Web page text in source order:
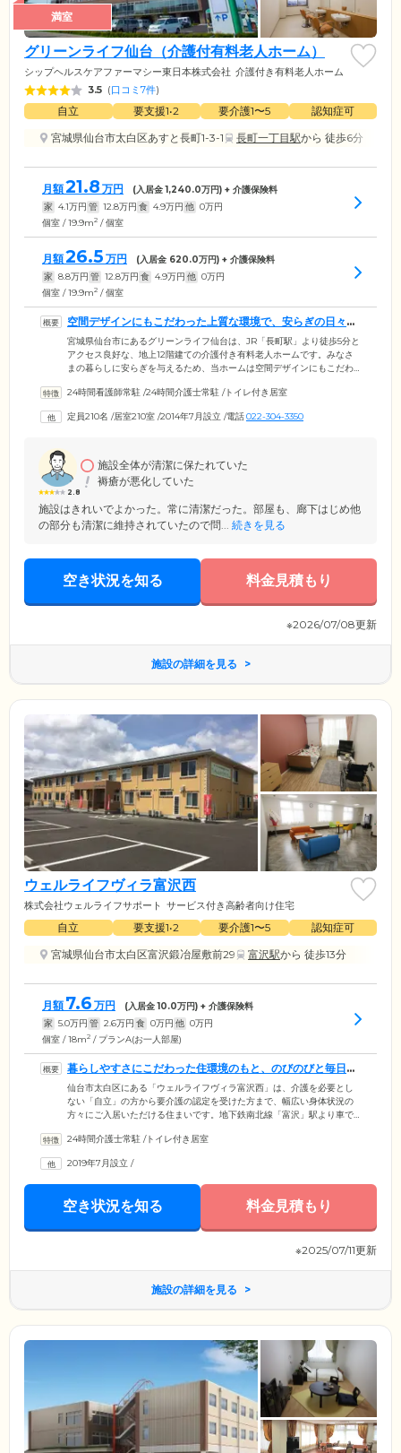
満室
グリーンライフ仙台（介護付有料老人ホーム）
シップヘルスケアファーマシー東日本株式会社 介護付き有料老人ホーム
3.5 (口コミ7件)
自立 要支援1•2 要介護1〜5
認知症可
宮城県仙台市太白区あすと長町1-3-1
長町一丁目駅から 徒歩6分
月額21.8 万円 (入居金1,240.0万円) + 介護保険料
家 4.1万円 管 12.8万円 食 4.9万円 他 0万円
個室 / 19.9m2 / 個室
月額26.5 万円 (入居金 620.0万円) + 介護保険料
家 8.8万円 管 12.8万円 食 4.9万円 他 0万円
個室 / 19.9m2 / 個室
空間デザインにもこだわった上質な環境で、安らぎの日々を
お届けします
宮城県仙台市にあるグリーンライフ仙台は、JR「長町駅」より徒歩5分と
アクセス良好な、地上12階建ての介護付き有料老人ホームです。みなさ
まの暮らしに安らぎを与えるため、当ホームは空間デザインにもこだわ
た雰囲気のレストランエリア。高級感とさりげないおしゃれを追求した
きトイレや冷暖房を完備したバリアフリー設計。車いすの方でも安心の
24時間看護師常駐 /24時間介護士常駐 /トイレ付き居室
定員210名 /居室210室 /2014年7月設立 /電話022-304-3350
2.8
施設全体が清潔に保たれていた
褥瘡が悪化していた
施設はきれいでよかった。常に清潔だった。部屋も、廊下はじめ他
の部分も清潔に維持されていたので問... 続きを見る
空き状況を知る 料金見積もり
※2026/07/08更新
施設の詳細を見る
ウェルライフヴィラ富沢西
株式会社ウェルライフサポート サービス付き高齢者向け住宅
自立 要支援1•2 要介護1〜5
認知症可
宮城県仙台市太白区富沢鍛冶屋敷前29
富沢駅から 徒歩13分
月額 7.6 万円 (入居金10.0万円) + 介護保険料
家 5.0万円 管 2.6万円 食 0万円 他 0万円
個室 / 18m2 / プランA(お一人部屋)
暮らしやすさにこだわった住環境のもと、のびのびと毎日を
お楽しみください
仙台市太白区にある「ウェルライフヴィラ富沢西」は、介護を必要とし
ない「自立」の方から要介護の認定を受けた方まで、幅広い身体状況の
方々にご入居いただける住まいです。地下鉄南北線「富沢」駅より車で4
おり、生活に便利な環境です。館内は段差をなくし、随所に手すりを設
を確保できる個室をご用意しています。その日の気分に合わせて外食に
行ったり、お散歩に出かけたりと、のびのびとした毎日をお楽しみくだ
休みいただけます。
24時間介護士常駐 /トイレ付き居室
2019年7月設立 /
空き状況を知る 料金見積もり
※2025/07/11更新
施設の詳細を見る